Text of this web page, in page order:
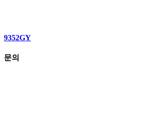
9352GY
문의